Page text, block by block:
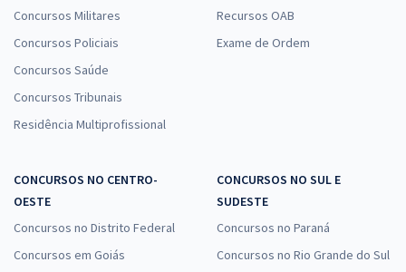
Concursos Militares
Concursos Policiais
Concursos Saúde
Concursos Tribunais
Residência Multiprofissional
Recursos OAB
Exame de Ordem
CONCURSOS NO CENTRO-
OESTE
Concursos no Distrito Federal
Concursos em Goiás
CONCURSOS NO SUL E
SUDESTE
Concursos no Paraná
Concursos no Rio Grande do Sul